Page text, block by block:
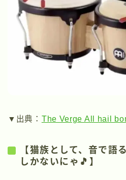
▼出典： The Verge All hail
【猫族として、音で
しかないにゃ🎵】